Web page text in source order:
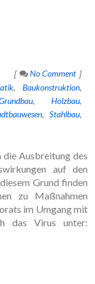
No Comment
Baukonstruktion
Holzbau
Stahlbau
die Ausbreitung des
auf den
Grund finden
zu Maßnahmen
im Umgang mit
das Virus unter: